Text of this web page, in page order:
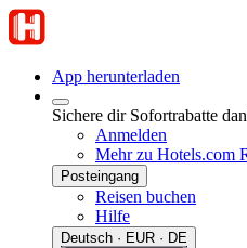
App herunterladen
Sichere dir Sofortrabatte
Anmelden
Mehr zu Hotels.com
Posteingang
Reisen buchen
Hilfe
Deutsch · EUR · DE